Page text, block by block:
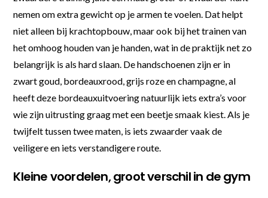
nemen om extra gewicht op je armen te voelen. Dat helpt
niet alleen bij krachtopbouw, maar ook bij het trainen van
het omhoog houden van je handen, wat in de praktijk net zo
belangrijk is als hard slaan. De handschoenen zijn er in
zwart goud, bordeauxrood, grijs roze en champagne, al
heeft deze bordeauxuitvoering natuurlijk iets extra’s voor
wie zijn uitrusting graag met een beetje smaak kiest. Als je
twijfelt tussen twee maten, is iets zwaarder vaak de
veiligere en iets verstandigere route.
Kleine voordelen, groot verschil in de gym